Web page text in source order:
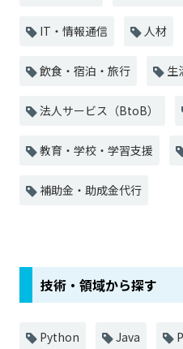
IT・情報通信 人材
飲食・宿泊・旅行 生
法人サービス（BtoB）
教育・学校・学習支援
補助金・助成金代行
技術・領域から探す
Python Java